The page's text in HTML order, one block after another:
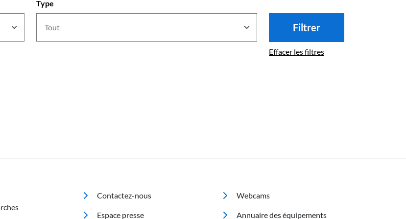
Type
Filtrer
Effacer les filtres
Pied de page
Contactez-nous
Espace presse
Footer 2
Webcams
Annuaire des équipements